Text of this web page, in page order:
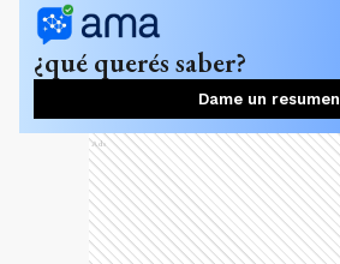
¿qué querés saber?
Dame un resumen
Ads